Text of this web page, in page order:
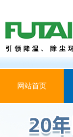
网站首页